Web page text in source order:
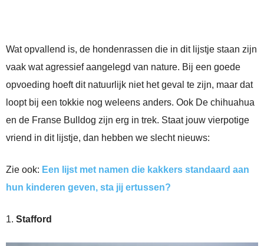
Wat opvallend is, de hondenrassen die in dit lijstje staan zijn
vaak wat agressief aangelegd van nature. Bij een goede
opvoeding hoeft dit natuurlijk niet het geval te zijn, maar dat
loopt bij een tokkie nog weleens anders. Ook De chihuahua
en de Franse Bulldog zijn erg in trek. Staat jouw vierpotige
vriend in dit lijstje, dan hebben we slecht nieuws:
Zie ook: Een lijst met namen die kakkers standaard aan
hun kinderen geven, sta jij ertussen?
1. Stafford